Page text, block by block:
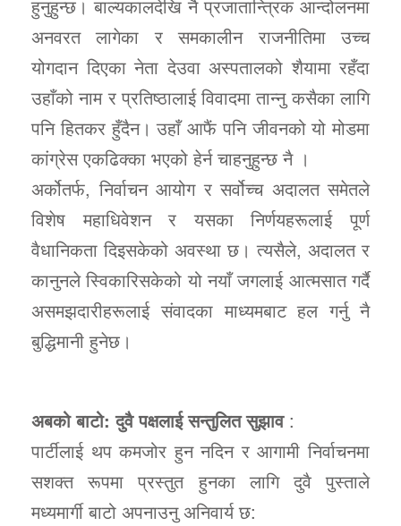
हुनुहुन्छ। बाल्यकालदेखि नै प्रजातान्त्रिक आन्दोलनमा
अनवरत लागेका र समकालीन राजनीतिमा उच्च
योगदान दिएका नेता देउवा अस्पतालको शैयामा रहँदा
उहाँको नाम र प्रतिष्ठालाई विवादमा तान्नु कसैका लागि
पनि हितकर हुँदैन। उहाँ आफैं पनि जीवनको यो मोडमा
कांग्रेस एकढिक्का भएको हेर्न चाहनुहुन्छ नै ।
अर्कोतर्फ, निर्वाचन आयोग र सर्वोच्च अदालत समेतले
विशेष महाधिवेशन र यसका निर्णयहरूलाई पूर्ण
वैधानिकता दिइसकेको अवस्था छ। त्यसैले, अदालत र
कानुनले स्विकारिसकेको यो नयाँ जगलाई आत्मसात गर्दै
असमझदारीहरूलाई संवादका माध्यमबाट हल गर्नु नै
बुद्धिमानी हुनेछ।
अबको बाटो: दुवै पक्षलाई सन्तुलित सुझाव:
पार्टीलाई थप कमजोर हुन नदिन र आगामी निर्वाचनमा
सशक्त रूपमा प्रस्तुत हुनका लागि दुवै पुस्ताले
मध्यमार्गी बाटो अपनाउनु अनिवार्य छ: